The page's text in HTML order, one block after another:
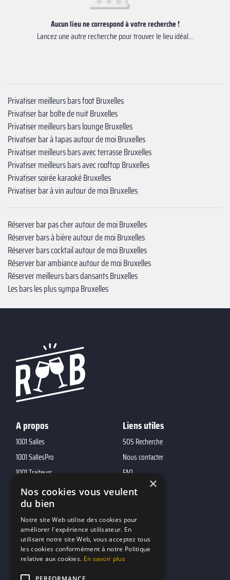
Aucun lieu ne correspond à votre recherche !
Lancez une autre recherche pour trouver le lieu idéal...
Privatiser meilleurs bars foot Bruxelles
Privatiser bar boîte de nuit Bruxelles
Privatiser meilleurs bars lounge Bruxelles
Privatiser bar à tapas autour de moi Bruxelles
Privatiser meilleurs bars avec terrasse Bruxelles
Privatiser meilleurs bars avec rooftop Bruxelles
Privatiser soirée karaoké Bruxelles
Privatiser bar à vin autour de moi Bruxelles
Réserver bar pas cher autour de moi Bruxelles
Réserver bars à bière autour de moi Bruxelles
Réserver bars cocktail autour de moi Bruxelles
Réserver bar ambiance autour de moi Bruxelles
Réserver meilleurs bars dansants Bruxelles
Les bars les plus sympa Bruxelles
A propos
1001 Salles
1001 SallesPro
1001 Traiteurs
1001 DJ
10h01
MP2
Liens utiles
SOS Recherche
Nous contacter
FAQ
Contacts
marketing@reserverunbar.be
×
Nos cookies vous veulent
du bien
Notre site Web utilise des cookies pour
améliorer l'expérience utilisateur. En
utilisant notre site Web, vous acceptez tous
les cookies conformément à notre Politique
relative aux cookies. En savoir plus